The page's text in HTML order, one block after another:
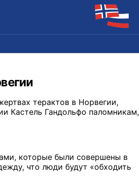
терактов в Норвегии,
Кастель Гандольфо паломникам,
которые были совершены в
что люди будут «обходить